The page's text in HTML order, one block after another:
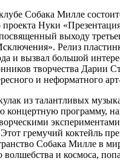
Собака Милле
проекта Нуки
выходу
Релиз
и вызвал большой
творчества Дарии
и неформатного
из талантливых
концертную программу,
гремучий коктейль
Собака Милле в
волшебства и космоса,